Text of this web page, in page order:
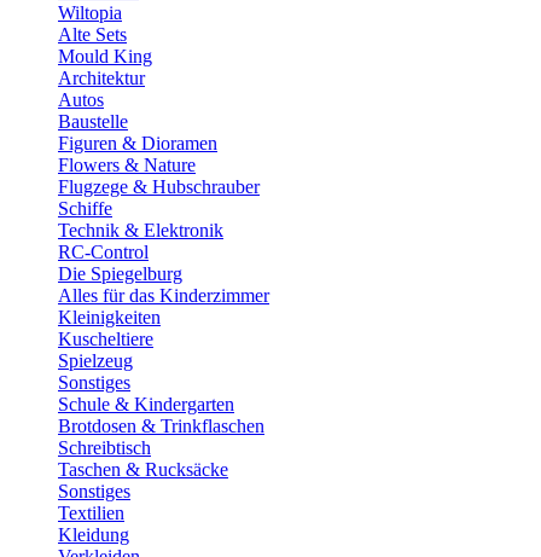
Wiltopia
Alte Sets
Mould King
Architektur
Autos
Baustelle
Figuren & Dioramen
Flowers & Nature
Flugzege & Hubschrauber
Schiffe
Technik & Elektronik
RC-Control
Die Spiegelburg
Alles für das Kinderzimmer
Kleinigkeiten
Kuscheltiere
Spielzeug
Sonstiges
Schule & Kindergarten
Brotdosen & Trinkflaschen
Schreibtisch
Taschen & Rucksäcke
Sonstiges
Textilien
Kleidung